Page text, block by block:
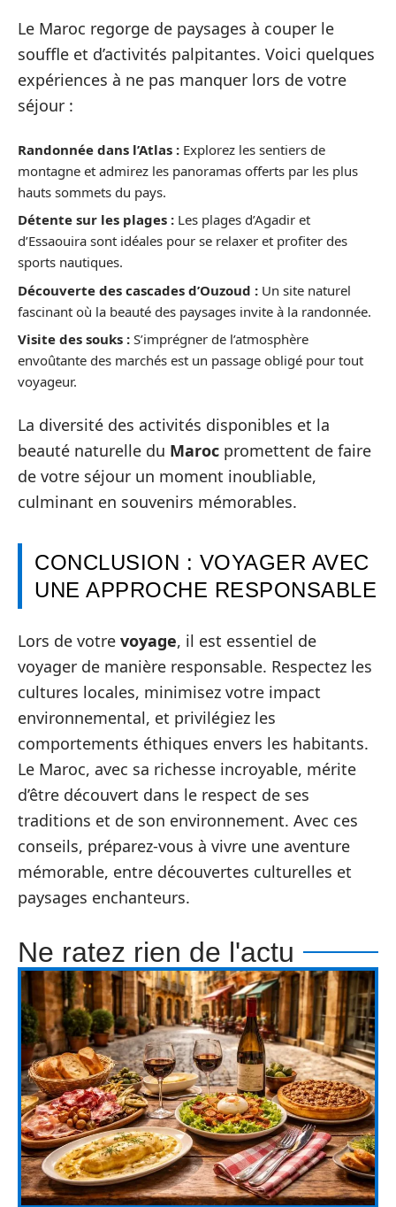
Le Maroc regorge de paysages à couper le
souffle et d’activités palpitantes. Voici quelques
expériences à ne pas manquer lors de votre
séjour :
Randonnée dans l’Atlas : Explorez les sentiers de
montagne et admirez les panoramas offerts par les plus
hauts sommets du pays.
Détente sur les plages : Les plages d’Agadir et
d’Essaouira sont idéales pour se relaxer et profiter des
sports nautiques.
Découverte des cascades d’Ouzoud : Un site naturel
fascinant où la beauté des paysages invite à la randonnée.
Visite des souks : S’imprégner de l’atmosphère
envoûtante des marchés est un passage obligé pour tout
voyageur.
La diversité des activités disponibles et la
beauté naturelle du Maroc promettent de faire
de votre séjour un moment inoubliable,
culminant en souvenirs mémorables.
CONCLUSION : VOYAGER AVEC
UNE APPROCHE RESPONSABLE
Lors de votre voyage, il est essentiel de
voyager de manière responsable. Respectez les
cultures locales, minimisez votre impact
environnemental, et privilégiez les
comportements éthiques envers les habitants.
Le Maroc, avec sa richesse incroyable, mérite
d’être découvert dans le respect de ses
traditions et de son environnement. Avec ces
conseils, préparez-vous à vivre une aventure
mémorable, entre découvertes culturelles et
paysages enchanteurs.
Ne ratez rien de l'actu